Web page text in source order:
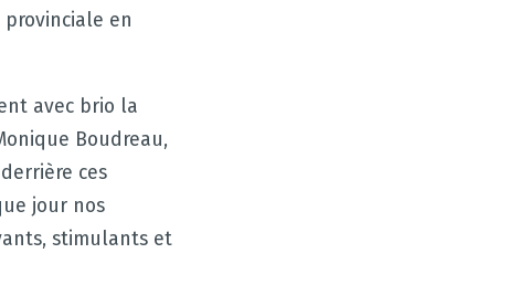
en
avec brio la
Boudreau,
ces
jour nos
stimulants et